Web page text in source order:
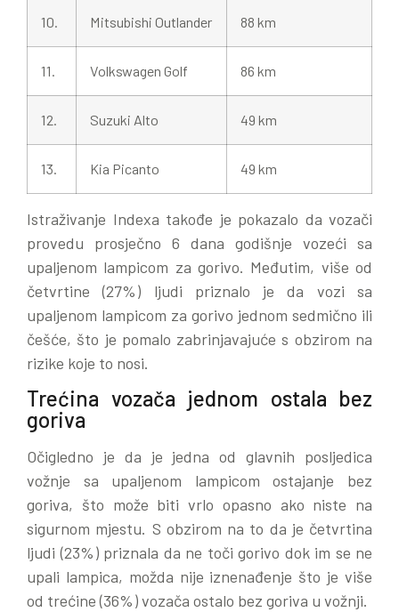
10. Mitsubishi Outlander 88 km
11. Volkswagen Golf 86 km
12. Suzuki Alto 49 km
13. Kia Picanto 49 km
Istraživanje Indexa takođe je pokazalo da vozači
provedu prosječno 6 dana godišnje vozeći sa
upaljenom lampicom za gorivo. Međutim, više od
četvrtine (27%) ljudi priznalo je da vozi sa
upaljenom lampicom za gorivo jednom sedmično ili
češće, što je pomalo zabrinjavajuće s obzirom na
rizike koje to nosi.
Trećina vozača jednom ostala bez
goriva
Očigledno je da je jedna od glavnih posljedica
vožnje sa upaljenom lampicom ostajanje bez
goriva, što može biti vrlo opasno ako niste na
sigurnom mjestu. S obzirom na to da je četvrtina
ljudi (23%) priznala da ne toči gorivo dok im se ne
upali lampica, možda nije iznenađenje što je više
od trećine (36%) vozača ostalo bez goriva u vožnji.